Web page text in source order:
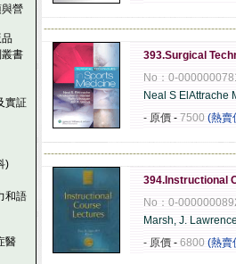
營
品
書
實証
)
和語
醫
393.Surgical
No：0-
Neal S ElAttrache
- 原價 - 7500 (熱賣
394.Instructional
No：0-
Marsh, J.
- 原價 - 6800 (熱賣